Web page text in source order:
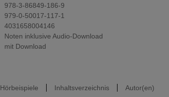
978-3-86849-186-9
979-0-50017-117-1
4031658004146
Noten inklusive Audio-Download
mit Download
Hörbeispiele Inhaltsverzeichnis Autor(en)